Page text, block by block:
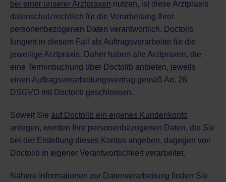
bei einer unserer Arztpraxen nutzen, ist diese Arztpraxis
datenschutzrechtlich für die Verarbeitung Ihrer
personenbezogenen Daten verantwortlich. Doctolib
fungiert in diesem Fall als Auftragsverarbeiter für die
jeweilige Arztpraxis. Daher haben alle Arztpraxen, die
eine Terminbuchung über Doctolib anbieten, jeweils
einen Auftragsverarbeitungsvertrag gemäß Art. 28
DSGVO mit Doctolib geschlossen.
Soweit Sie auf Doctolib ein eigenes Kundenkonto
anlegen, werden Ihre personenbezogenen Daten, die Sie
bei der Erstellung dieses Kontos angeben, dagegen von
Doctolib in eigener Verantwortlichkeit verarbeitet.
Nähere Informationen zur Datenverarbeitung finden Sie